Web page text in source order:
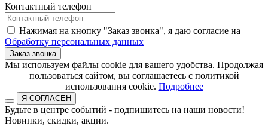
Контактный телефон
Нажимая на кнопку "Заказ звонка", я даю согласие на
Обработку персональных данных
Заказ звонка
​​​​​​​Мы используем файлы cookie для вашего удобства. Продолжая
пользоваться сайтом, вы соглашаетесь с политикой
использования cookie.​​​​​​​ Подробнее
Я СОГЛАСЕН
Будьте в центре событий - подпишитесь на наши новости!
Новинки, скидки, акции.